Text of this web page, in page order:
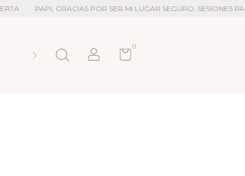
PAPI, GRACIAS POR SER MI LUGAR SEGURO. SESIONES PARA
Contacto
0